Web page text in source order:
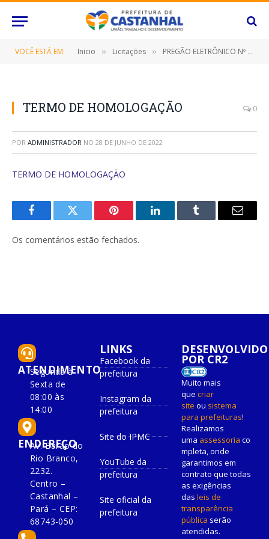
VOCÊ ESTÁ EM: Inicio » Licitações » PREGÃO ELETRÔNICO Nº 042/2022-SRP (CONTRATAÇÃO DE EMPRESA ESPECIALIZADA PARA FORNECIMENTO COMBUSTÍVEIS E LUBRIFICANTES)
TERMO DE HOMOLOGAÇÃO 0
POR ADMINISTRADOR NO 28 DE JUNHO DE 2022
TERMO DE HOMOLOGAÇÃO
FacebookTwitter Pinterest O
Tumblr
E-
Os comentários estão fechados.
ATENDIMENTO
Segunda à
Sexta de
08:00 às
14:00
ENDEREÇO
Av. Barão do
Rio Branco,
2232.
Centro –
Castanhal –
Pará – CEP:
68743-050
LINKS
Facebook da
prefeitura
Instagram da
prefeitura
Site do IPMC
YouTube da
prefeitura
Site oficial da
prefeitura
DESENVOLVIDO
POR CR2
Muito mais
que criar
site ou sistema
para prefeituras!
Realizamos
uma assessoria co
mpleta, onde
garantimos em
contrato que todas
as exigências
das leis de
transparência
pública serão
atendidas.